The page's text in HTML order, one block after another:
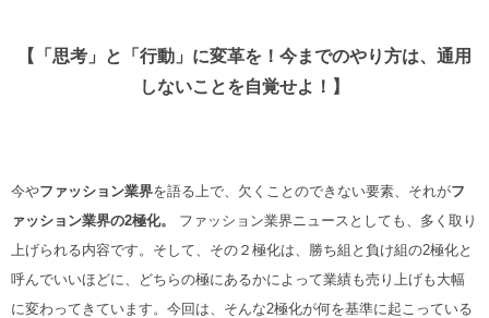
【「思考」と「行動」に変革を！今までのやり方は、通用
しないことを自覚せよ！】
今やファッション業界を語る上で、欠くことのできない要素、それがフ
ァッション業界の2極化。
ファッション業界ニュースとしても、多く取り
上げられる内容です。そして、その２極化は、勝ち組と負け組の2極化と
呼んでいいほどに、どちらの極にあるかによって業績も売り上げも大幅
に変わってきています。今回は、そんな2極化が何を基準に起こっている